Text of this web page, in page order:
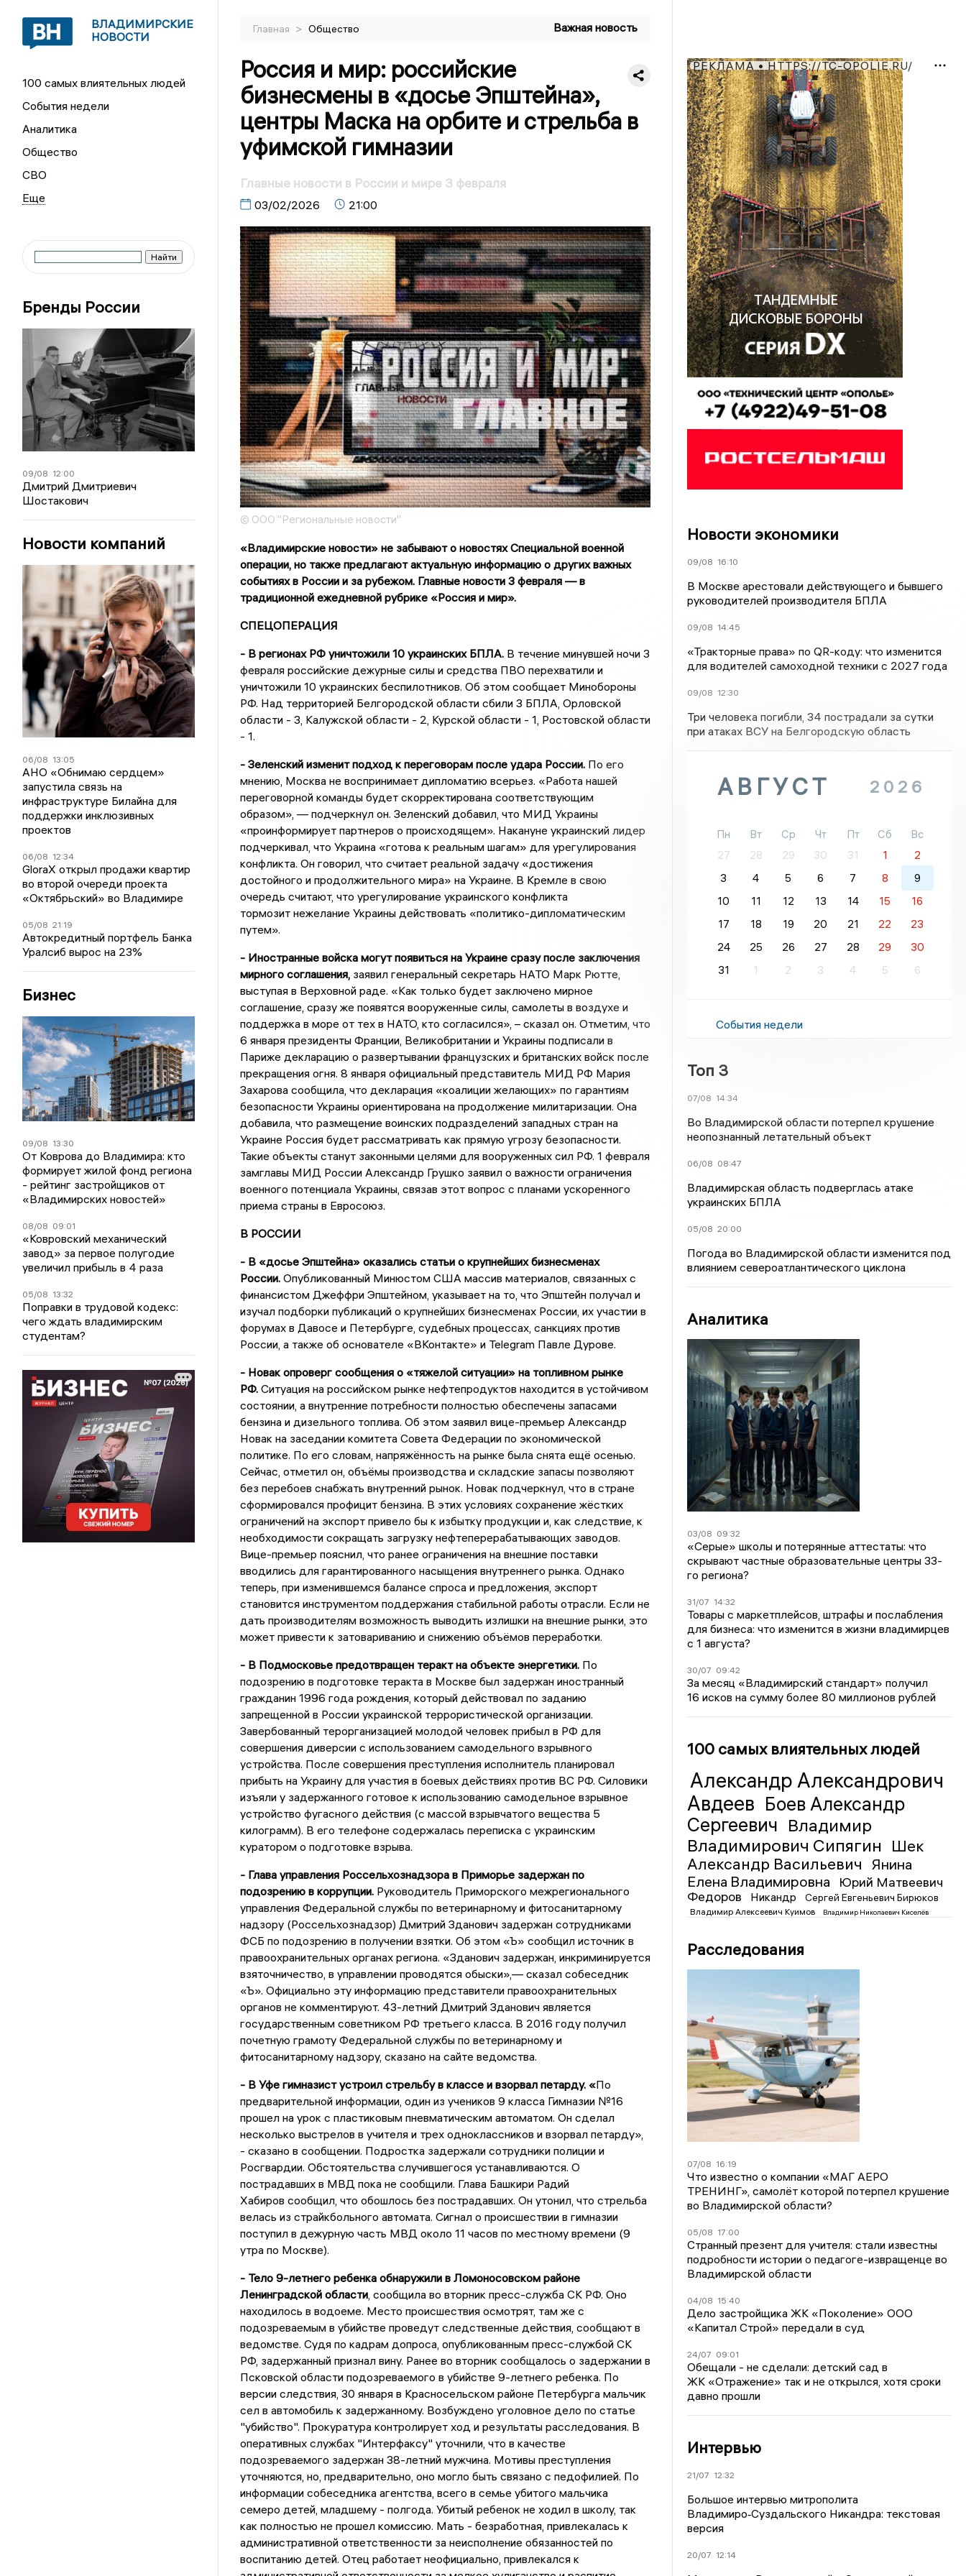
ВЛАДИМИРСКИЕ
НОВОСТИ
100 самых влиятельных людей
События недели
Аналитика
Общество
СВО
Бренды России
09/08 12:00
Дмитрий Дмитриевич
Шостакович
Новости компаний
06/08 13:05
АНО «Обнимаю сердцем»
запустила связь на
инфраструктуре Билайна для
поддержки инклюзивных
проектов
06/08 12:34
GloraX открыл продажи квартир
во второй очереди проекта
«Октябрьский» во Владимире
05/08 21:19
Автокредитный портфель Банка
Уралсиб вырос на 23%
Бизнес
09/08 13:30
От Коврова до Владимира: кто
формирует жилой фонд региона
- рейтинг застройщиков от
«Владимирских новостей»
08/08 09:01
«Ковровский механический
завод» за первое полугодие
увеличил прибыль в 4 раза
05/08 13:32
Поправки в трудовой кодекс:
чего ждать владимирским
студентам?
Главная > Общество Важная новость
Россия и мир: российские
бизнесмены в «досье Эпштейна»,
центры Маска на орбите и стрельба в
уфимской гимназии
Главные новости в России и мире 3 февраля
03/02/2026 21:00
© ООО "Региональные новости"
«Владимирские новости» не забывают о новостях Специальной военной
операции, но также предлагают актуальную информацию о других важных
событиях в России и за рубежом. Главные новости 3 февраля — в
традиционной ежедневной рубрике «Россия и мир».
СПЕЦОПЕРАЦИЯ
- В регионах РФ уничтожили 10 украинских БПЛА. В течение минувшей ночи 3
февраля российские дежурные силы и средства ПВО перехватили и
уничтожили 10 украинских беспилотников. Об этом сообщает Минобороны
РФ. Над территорией Белгородской области сбили 3 БПЛА, Орловской
области - 3, Калужской области - 2, Курской области - 1, Ростовской области
- 1.
- Зеленский изменит подход к переговорам после удара России. По его
мнению, Москва не воспринимает дипломатию всерьез. «Работа нашей
переговорной команды будет скорректирована соответствующим
образом», — подчеркнул он. Зеленский добавил, что МИД Украины
«проинформирует партнеров о происходящем». Накануне украинский лидер
подчеркивал, что Украина «готова к реальным шагам» для урегулирования
конфликта. Он говорил, что считает реальной задачу «достижения
достойного и продолжительного мира» на Украине. В Кремле в свою
очередь считают, что урегулирование украинского конфликта
тормозит нежелание Украины действовать «политико-дипломатическим
путем».
- Иностранные войска могут появиться на Украине сразу после заключения
мирного соглашения,заявил генеральный секретарь НАТО Марк Рютте,
выступая в Верховной раде. «Как только будет заключено мирное
соглашение, сразу же появятся вооруженные силы, самолеты в воздухе и
поддержка в море от тех в НАТО, кто согласился», – сказал он. Отметим, что
6 января президенты Франции, Великобритании и Украины подписали в
Париже декларацию о развертывании французских и британских войск после
прекращения огня. 8 января официальный представитель МИД РФ Мария
Захарова сообщила, что декларация «коалиции желающих» по гарантиям
безопасности Украины ориентирована на продолжение милитаризации. Она
добавила, что размещение воинских подразделений западных стран на
Украине Россия будет рассматривать как прямую угрозу безопасности.
Такие объекты станут законными целями для вооруженных сил РФ. 1 февраля
замглавы МИД России Александр Грушко заявил о важности ограничения
военного потенциала Украины, связав этот вопрос с планами ускоренного
приема страны в Евросоюз.
В РОССИИ
- В «досье Эпштейна» оказались статьи о крупнейших бизнесменах
России. Опубликованный Минюстом США массив материалов, связанных с
финансистом Джеффри Эпштейном, указывает на то, что Эпштейн получал и
изучал подборки публикаций о крупнейших бизнесменах России, их участии в
форумах в Давосе и Петербурге, судебных процессах, санкциях против
России, а также об основателе «ВКонтакте» и Telegram Павле Дурове.
- Новак опроверг сообщения о «тяжелой ситуации» на топливном рынке
РФ. Ситуация на российском рынке нефтепродуктов находится в устойчивом
состоянии, а внутренние потребности полностью обеспечены запасами
бензина и дизельного топлива. Об этом заявил вице-премьер Александр
Новак на заседании комитета Совета Федерации по экономической
политике. По его словам, напряжённость на рынке была снята ещё осенью.
Сейчас, отметил он, объёмы производства и складские запасы позволяют
без перебоев снабжать внутренний рынок. Новак подчеркнул, что в стране
сформировался профицит бензина. В этих условиях сохранение жёстких
ограничений на экспорт привело бы к избытку продукции и, как следствие, к
необходимости сокращать загрузку нефтеперерабатывающих заводов.
Вице-премьер пояснил, что ранее ограничения на внешние поставки
вводились для гарантированного насыщения внутреннего рынка. Однако
теперь, при изменившемся балансе спроса и предложения, экспорт
становится инструментом поддержания стабильной работы отрасли. Если не
дать производителям возможность выводить излишки на внешние рынки, это
может привести к затовариванию и снижению объёмов переработки.
- В Подмосковье предотвращен теракт на объекте энергетики. По
подозрению в подготовке теракта в Москве был задержан иностранный
гражданин 1996 года рождения, который действовал по заданию
запрещенной в России украинской террористической организации.
Завербованный терорганизацией молодой человек прибыл в РФ для
совершения диверсии с использованием самодельного взрывного
устройства. После совершения преступления исполнитель планировал
прибыть на Украину для участия в боевых действиях против ВС РФ. Силовики
изъяли у задержанного готовое к использованию самодельное взрывное
устройство фугасного действия (с массой взрывчатого вещества 5
килограмм). В его телефоне содержалась переписка с украинским
куратором о подготовке взрыва.
- Глава управления Россельхознадзора в Приморье задержан по
подозрению в коррупции. Руководитель Приморского межрегионального
управления Федеральной службы по ветеринарному и фитосанитарному
надзору (Россельхознадзор) Дмитрий Зданович задержан сотрудниками
ФСБ по подозрению в получении взятки. Об этом «Ъ» сообщил источник в
правоохранительных органах региона. «Зданович задержан, инкриминируется
взяточничество, в управлении проводятся обыски»,— сказал собеседник
«Ъ». Официально эту информацию представители правоохранительных
органов не комментируют. 43-летний Дмитрий Зданович является
государственным советником РФ третьего класса. В 2016 году получил
почетную грамоту Федеральной службы по ветеринарному и
фитосанитарному надзору, сказано на сайте ведомства.
- В Уфе гимназист устроил стрельбу в классе и взорвал петарду. «По
предварительной информации, один из учеников 9 класса Гимназии №16
прошел на урок с пластиковым пневматическим автоматом. Он сделал
несколько выстрелов в учителя и трех одноклассников и взорвал петарду»,
- сказано в сообщении. Подростка задержали сотрудники полиции и
Росгвардии. Обстоятельства случившегося устанавливаются. О
пострадавших в МВД пока не сообщили. Глава Башкири Радий
Хабиров сообщил, что обошлось без пострадавших. Он утонил, что стрельба
велась из страйкбольного автомата. Сигнал о происшествии в гимназии
поступил в дежурную часть МВД около 11 часов по местному времени (9
утра по Москве).
- Тело 9-летнего ребенка обнаружили в Ломоносовском районе
Ленинградской области, сообщила во вторник пресс-служба СК РФ. Оно
находилось в водоеме. Место происшествия осмотрят, там же с
подозреваемым в убийстве проведут следственные действия, сообщают в
ведомстве. Судя по кадрам допроса, опубликованным пресс-службой СК
РФ, задержанный признал вину. Ранее во вторник сообщалось о задержании в
Псковской области подозреваемого в убийстве 9-летнего ребенка. По
версии следствия, 30 января в Красносельском районе Петербурга мальчик
сел в автомобиль к задержанному. Возбуждено уголовное дело по статье
"убийство". Прокуратура контролирует ход и результаты расследования. В
оперативных службах "Интерфаксу" уточнили, что в качестве
подозреваемого задержан 38-летний мужчина. Мотивы преступления
уточняются, но, предварительно, оно могло быть связано с педофилией. По
информации собеседника агентства, всего в семье убитого мальчика
семеро детей, младшему - полгода. Убитый ребенок не ходил в школу, так
как полностью не прошел комиссию. Мать - безработная, привлекалась к
административной ответственности за неисполнение обязанностей по
воспитанию детей. Отец работает неофициально, привлекался к
РЕКЛАМА • HTTPS://TC-OPOLIE.RU/
Новости экономики
09/08 16:10
В Москве арестовали действующего и бывшего
руководителей производителя БПЛА
09/08 14:45
«Тракторные права» по QR-коду: что изменится
для водителей самоходной техники с 2027 года
09/08 12:30
Три человека погибли, 34 пострадали за сутки
при атаках ВСУ на Белгородскую область
АВГУСТ 2026
Пн Вт Ср Чт Пт Сб
Вс
27
28 29 30 31 1
2
3
4 5 6 7 8
9
10
11 12 13 14 15
16
17
18 19 20 21 22
23
24
25 26 27 28 29
30
31
1 2 3 4 5 6
События недели
Топ 3
07/08 14:34
Во Владимирской области потерпел крушение
неопознанный летательный объект
06/08 08:47
Владимирская область подверглась атаке
украинских БПЛА
05/08 20:00
Погода во Владимирской области изменится под
влиянием североатлантического циклона
Аналитика
03/08 09:32
«Серые» школы и потерянные аттестаты: что
скрывают частные образовательные центры 33-
го региона?
31/07 14:32
Товары с маркетплейсов, штрафы и послабления
для бизнеса: что изменится в жизни владимирцев
с 1 августа?
30/07 09:42
За месяц «Владимирский стандарт» получил
16 исков на сумму более 80 миллионов рублей
100 самых влиятельных людей
Александр Александрович
Авдеев Боев Александр
Сергеевич Владимир
Владимирович Сипягин Шек
Александр Васильевич
Янина
Елена Владимировна
Юрий Матвеевич
Федоров
Никандр Сергей Евгеньевич Бирюков
Владимир Алексеевич Куимов Владимир Николаевич Киселёв
Расследования
07/08 16:19
Что известно о компании «МАГ АЕРО
ТРЕНИНГ», самолёт которой потерпел крушение
во Владимирской области?
05/08 17:00
Странный презент для учителя: стали известны
подробности истории о педагоге-извращенце во
Владимирской области
04/08 15:40
Дело застройщика ЖК «Поколение» ООО
«Капитал Строй» передали в суд
24/07 09:01
Обещали - не сделали: детский сад в
ЖК «Отражение» так и не открылся, хотя сроки
давно прошли
Интервью
21/07 12:32
Большое интервью митрополита
Владимиро‑Суздальского Никандра: текстовая
версия
20/07 12:14